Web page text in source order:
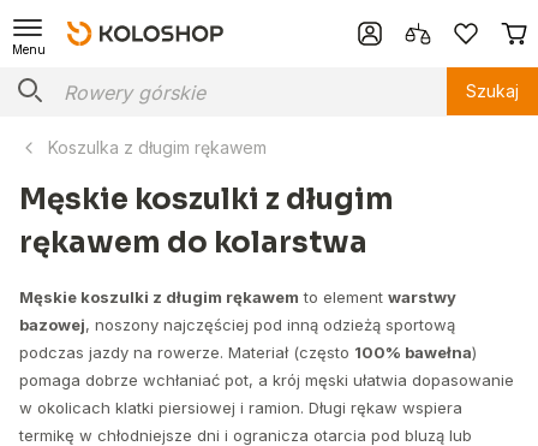
Menu
Szukaj
Koszulka z długim rękawem
Męskie koszulki z długim
rękawem do kolarstwa
Męskie koszulki z długim rękawem to element warstwy
bazowej, noszony najczęściej pod inną odzieżą sportową
podczas jazdy na rowerze. Materiał (często 100% bawełna)
pomaga dobrze wchłaniać pot, a krój męski ułatwia dopasowanie
w okolicach klatki piersiowej i ramion. Długi rękaw wspiera
termikę w chłodniejsze dni i ogranicza otarcia pod bluzą lub